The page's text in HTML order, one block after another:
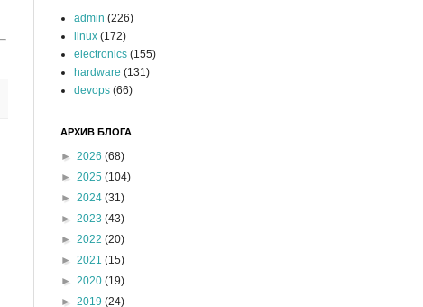
admin (226)
linux (172)
electronics (155)
hardware (131)
devops (66)
АРХИВ БЛОГА
► 2026 (68)
► 2025 (104)
► 2024 (31)
► 2023 (43)
► 2022 (20)
► 2021 (15)
► 2020 (19)
► 2019 (24)